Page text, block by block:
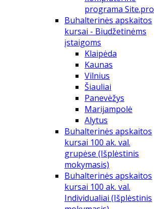
programa Site.pro
Buhalterinės apskaitos
kursai - Biudžetinėms
įstaigoms
Klaipėda
Kaunas
Vilnius
Šiauliai
Panevėžys
Marijampolė
Alytus
Buhalterinės apskaitos
kursai 100 ak. val.
grupėse (Išplėstinis
mokymasis)
Buhalterinės apskaitos
kursai 100 ak. val.
Individualiai (Išplėstinis